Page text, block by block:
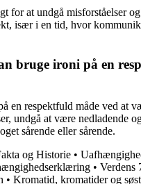
for at undgå misforståelser
især i en tid, hvor
bruge ironi på en
en respektfuld måde ved at
undgå at være nedladende
sårende eller sårende.
og Historie •
• Verdens
• Kromatid, kromatider og